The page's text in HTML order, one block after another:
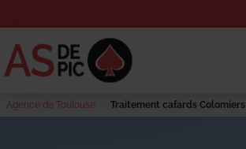
Agence de Toulouse Traitement cafards Colomiers